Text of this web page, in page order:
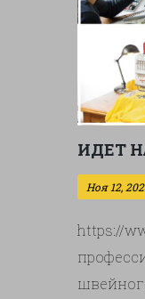
ИДЕТ
Ноя 12,
https://